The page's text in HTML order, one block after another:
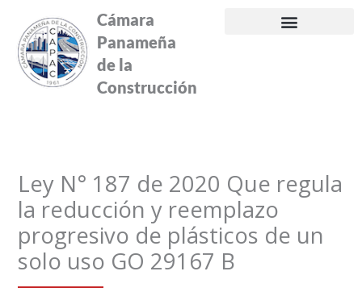
contenido
Cámara
Panameña
de la
Construcción
Ley N° 187 de 2020 Que regula
la reducción y reemplazo
progresivo de plásticos de un
solo uso GO 29167 B